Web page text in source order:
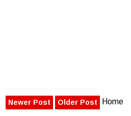
Newer Post Older Post Home